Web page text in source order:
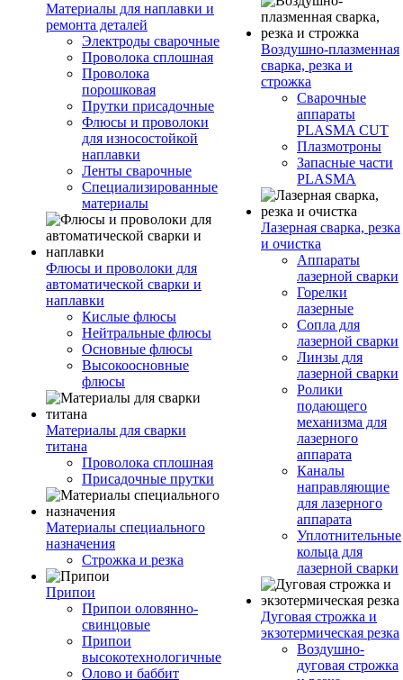
Материалы для наплавки и
ремонта деталей
Электроды сварочные
Проволока сплошная
Проволока
порошковая
Прутки присадочные
Флюсы и проволоки
для износостойкой
наплавки
Ленты сварочные
Специализированные
материалы
Флюсы и проволоки для
автоматической сварки и
наплавки
Кислые флюсы
Нейтральные флюсы
Основные флюсы
Высокоосновные
флюсы
Материалы для сварки
титана
Проволока сплошная
Присадочные прутки
Материалы специального
назначения
Строжка и резка
Припои
Припои оловянно-
свинцовые
Припои
высокотехнологичные
Олово и баббит
Воздушно-плазменная
сварка, резка и
строжка
Сварочные
аппараты
PLASMA CUT
Плазмотроны
Запасные части
PLASMA
Лазерная сварка, резка
и очистка
Аппараты
лазерной сварки
Горелки
лазерные
Сопла для
лазерной сварки
Линзы для
лазерной сварки
Ролики
подающего
механизма для
лазерного
аппарата
Каналы
направляющие
для лазерного
аппарата
Уплотнительные
кольца для
лазерной сварки
Дуговая строжка и
экзотермическая резка
Воздушно-
дуговая строжка